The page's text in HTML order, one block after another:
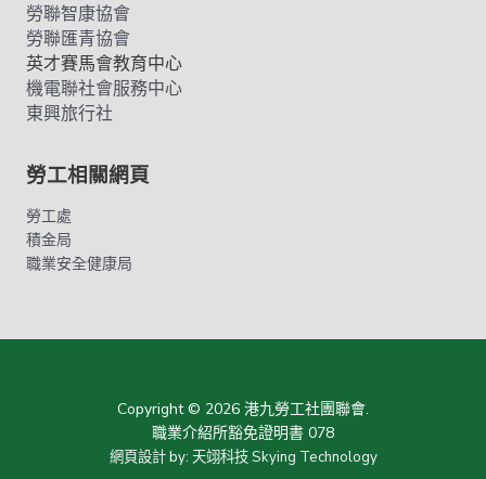
勞聯智康協會
勞聯匯青協會
英才賽馬會教育中心
機電聯社會服務中心
東興旅行社
勞工相關網頁
勞工處
積金局
職業安全健康局
Copyright © 2026 港九勞工社團聯會.
職業介紹所豁免證明書 078
網頁設計by: 天翊科技 Skying Technology